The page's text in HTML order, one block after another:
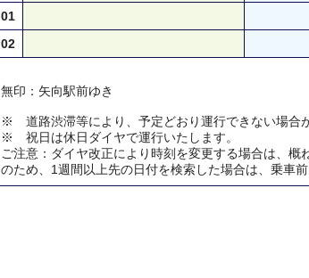
01
02
無印：矢向駅前ゆき
※ 道路渋滞等により、予定どおり運行できない場合
※ 祝日は休日ダイヤで運行いたします。
ご注意：ダイヤ改正により時刻を変更する場合は、
のため、1週間以上先の日付を検索した場合は、乗車